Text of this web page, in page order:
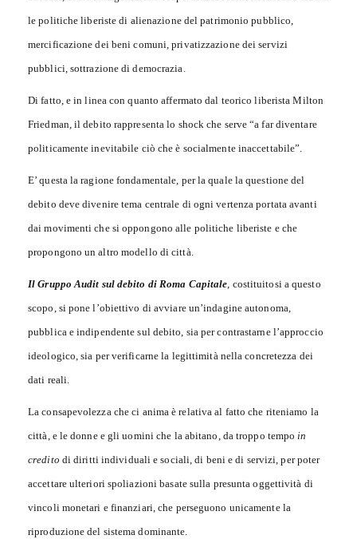
le politiche liberiste di alienazione del patrimonio pubblico,
mercificazione dei beni comuni, privatizzazione dei servizi
pubblici, sottrazione di democrazia.
Di fatto, e in linea con quanto affermato dal teorico liberista Milton
Friedman, il debito rappresenta lo shock che serve “a far diventare
politicamente inevitabile ciò che è socialmente inaccettabile”.
E’ questa la ragione fondamentale, per la quale la questione del
debito deve divenire tema centrale di ogni vertenza portata avanti
dai movimenti che si oppongono alle politiche liberiste e che
propongono un altro modello di città.
Il Gruppo Audit sul debito di Roma Capitale, costituitosi a questo
scopo, si pone l’obiettivo di avviare un’indagine autonoma,
pubblica e indipendente sul debito, sia per contrastarne l’approccio
ideologico, sia per verificarne la legittimità nella concretezza dei
dati reali.
La consapevolezza che ci anima è relativa al fatto che riteniamo la
città, e le donne e gli uomini che la abitano, da troppo tempoin
credito di diritti individuali e sociali, di beni e di servizi, per poter
accettare ulteriori spoliazioni basate sulla presunta oggettività di
vincoli monetari e finanziari, che perseguono unicamente la
riproduzione del sistema dominante.